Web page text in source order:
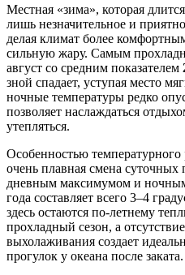
Местная «зима», которая
лишь незначительное и
делая климат более
сильную жару. Самым
август со средним показателем
зной спадает, уступая место
ночные температуры редко
позволяет наслаждаться
утепляться.
Особенностью температурного
очень плавная смена суточных
дневным максимумом и
года составляет всего 3–4
здесь остаются по-летнему
прохладный сезон, а
выхолаживания создает
прогулок у океана после заката.